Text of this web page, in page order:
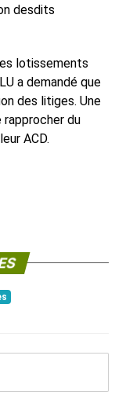
desdits
lotissements
a demandé que
des litiges. Une
du
ACD.